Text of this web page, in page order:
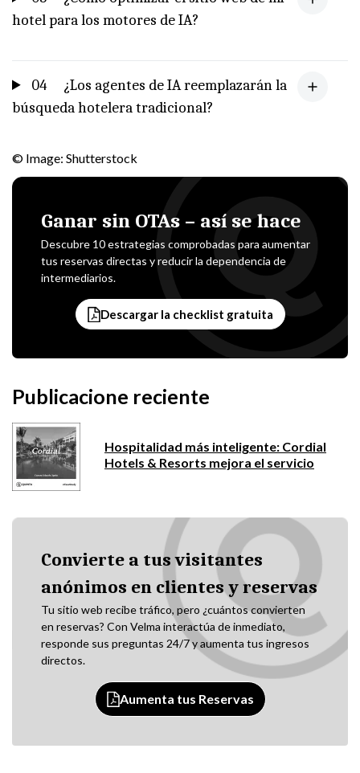
hotel para los motores de IA?
04
¿Los agentes de IA reemplazarán la
búsqueda hotelera tradicional?
© Image: Shutterstock
Ganar sin OTAs – así se hace
Descubre 10 estrategias comprobadas para aumentar
tus reservas directas y reducir la dependencia de
intermediarios.
Descargar la checklist gratuita
Publicacione reciente
Hospitalidad más inteligente: Cordial
Hotels & Resorts mejora el servicio
Convierte a tus visitantes
anónimos en clientes y reservas
Tu sitio web recibe tráfico, pero ¿cuántos convierten
en reservas? Con Velma interactúa de inmediato,
responde sus preguntas 24/7 y aumenta tus ingresos
directos.
Aumenta tus Reservas